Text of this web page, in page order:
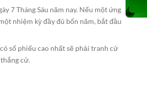
7 Tháng Sáu năm nay. Nếu một ứng
nhiệm kỳ đầy đủ bốn năm, bắt đầu
số phiếu cao nhất sẽ phải tranh cử
cử.